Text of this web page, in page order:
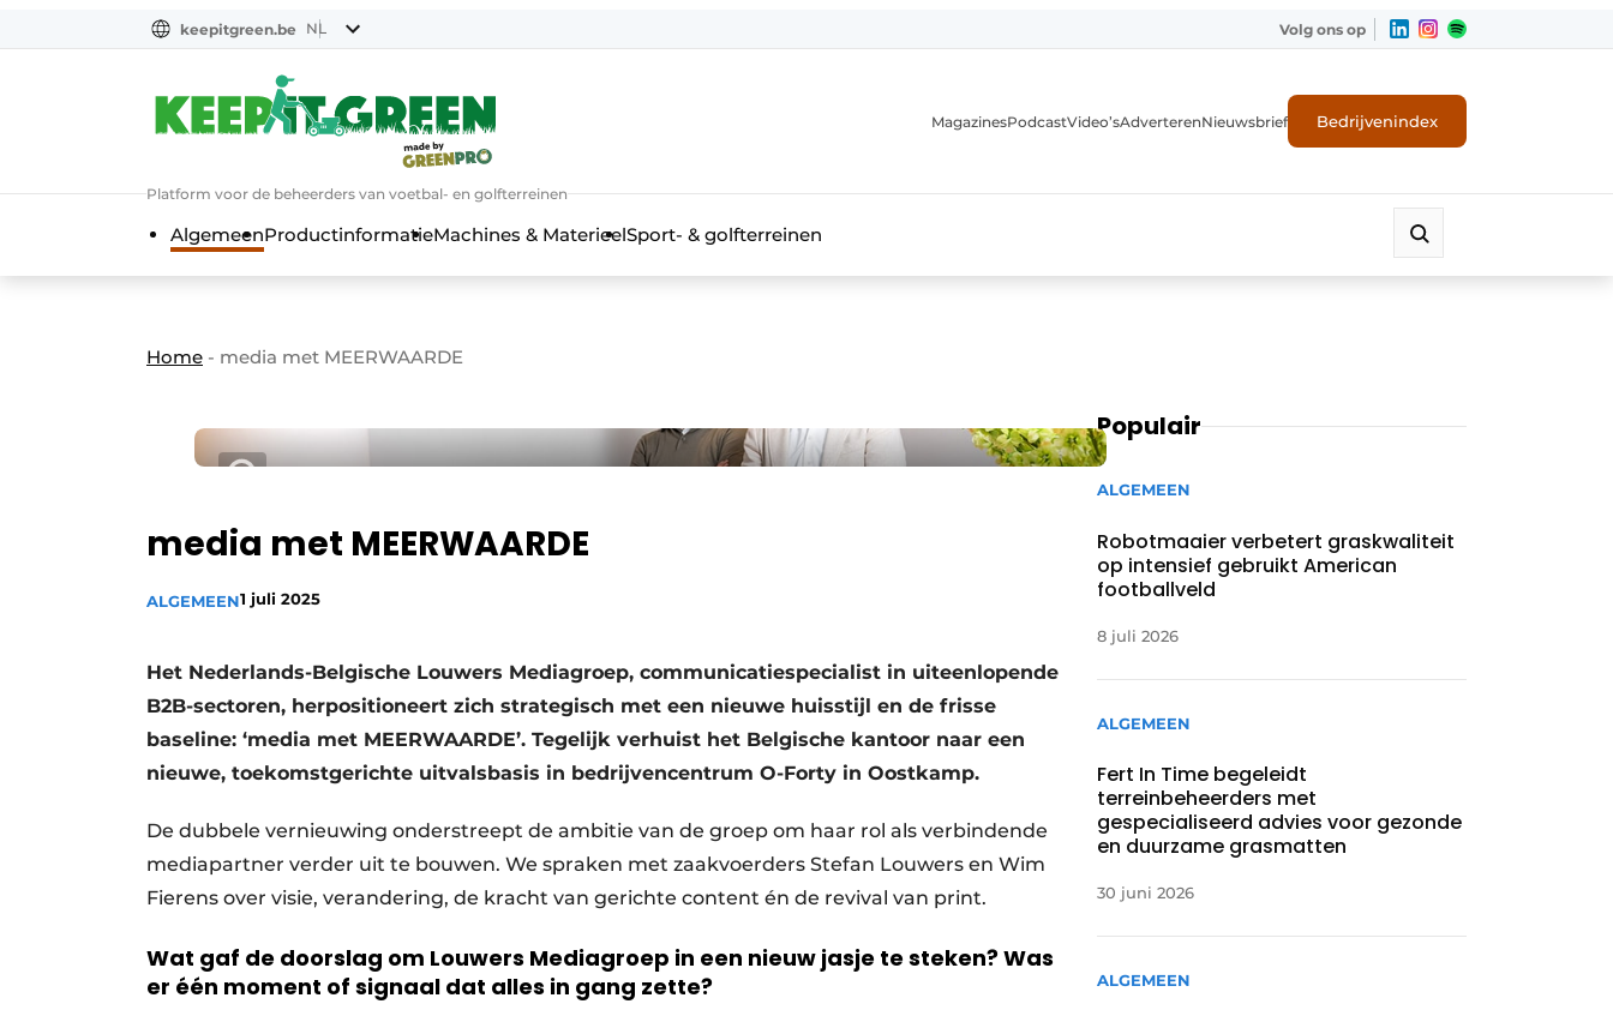
keepitgreen.be NL Volg ons op
Platform voor de beheerders van voetbal- en golfterreinen
MagazinesPodcastVideo’sAdverterenNieuwsbrief Bedrijvenindex
AlgemeenProductinformatieMachines & MaterieelSport- & golfterreinen
Home - media met MEERWAARDE
media met MEERWAARDE
ALGEMEEN1 juli 2025
Het Nederlands-Belgische Louwers Mediagroep, communicatiespecialist in uiteenlopende
B2B-sectoren, herpositioneert zich strategisch met een nieuwe huisstijl en de frisse
baseline: ‘media met MEERWAARDE’. Tegelijk verhuist het Belgische kantoor naar een
nieuwe, toekomstgerichte uitvalsbasis in bedrijvencentrum O-Forty in Oostkamp.
De dubbele vernieuwing onderstreept de ambitie van de groep om haar rol als verbindende
mediapartner verder uit te bouwen. We spraken met zaakvoerders Stefan Louwers en Wim
Fierens over visie, verandering, de kracht van gerichte content én de revival van print.
Wat gaf de doorslag om Louwers Mediagroep in een nieuw jasje te steken? Was
er één moment of signaal dat alles in gang zette?
Populair
ALGEMEEN
Robotmaaier verbetert graskwaliteit
op intensief gebruikt American
footballveld
8 juli 2026
ALGEMEEN
Fert In Time begeleidt
terreinbeheerders met
gespecialiseerd advies voor gezonde
en duurzame grasmatten
30 juni 2026
ALGEMEEN